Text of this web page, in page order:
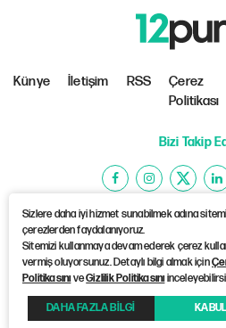
Sizlere daha iyi hizmet sunabilmek adına
çerezlerden faydalanıyoruz.
Sitemizi kullanmaya devam ederek çerez
vermiş oluyorsunuz. Detaylı bilgi almak için
PolitikasınıveGizlilik Politikasını
DAHA FAZLA BİLGİ
Künye İletişim RSS
Çerez
Politikası
Bizi Takip
©Copyright 2026